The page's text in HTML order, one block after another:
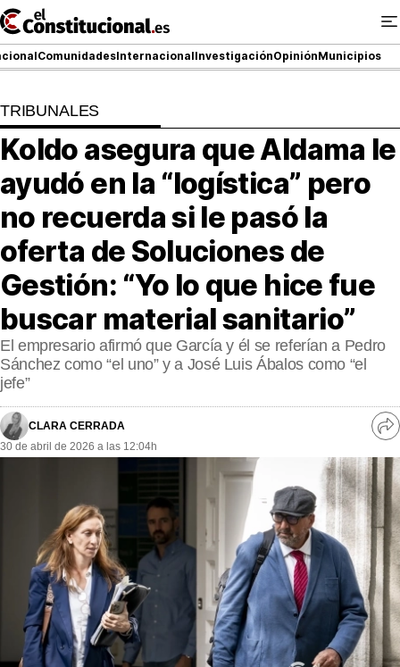
Ir
al
contenido
ComunidadesInternacionalInvestigaciónOpiniónMunicipios
NACIONAL
COMUNIDADES
ElConstitucional TV
MásQueTele
ElConstitucional +
MásQueEstilo
MásQuePartidos
MásQueSucesos
MásQueMercados
INVESTIGACIÓN
INTERNACIONAL
OPINIÓN
MUNICIPIOS
TRIBUNALES
Koldo asegura que Aldama le
ayudó en la “logística” pero
no recuerda si le pasó la
oferta de Soluciones de
Gestión: “Yo lo que hice fue
buscar material sanitario”
El empresario afirmó que García y él se referían a Pedro
Sánchez como “el uno” y a José Luis Ábalos como “el
jefe”
CLARA CERRADA
30 de abril de 2026 a las 12:04h